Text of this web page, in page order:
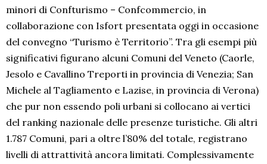
minori di Confturismo – Confcommercio, in
collaborazione con Isfort presentata oggi in occasione
del convegno “Turismo è Territorio”. Tra gli esempi più
significativi figurano alcuni Comuni del Veneto (Caorle,
Jesolo e Cavallino Treporti in provincia di Venezia; San
Michele al Tagliamento e Lazise, in provincia di Verona)
che pur non essendo poli urbani si collocano ai vertici
del ranking nazionale delle presenze turistiche. Gli altri
1.787 Comuni, pari a oltre l’80% del totale, registrano
livelli di attrattività ancora limitati. Complessivamente